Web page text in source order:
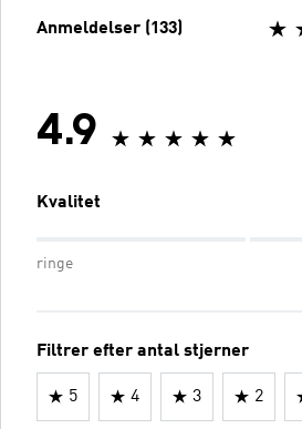
Anmeldelser (133)
4.9
Kvalitet
ringe
Filtrer efter antal stjerner
5 4 3 2